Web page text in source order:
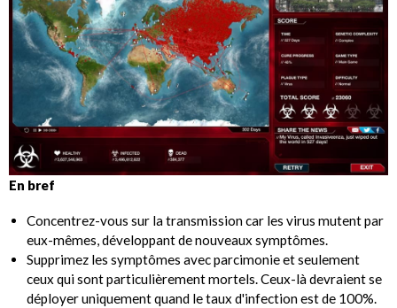
En bref
Concentrez-vous sur la transmission car les virus mutent par
eux-mêmes, développant de nouveaux symptômes.
Supprimez les symptômes avec parcimonie et seulement
ceux qui sont particulièrement mortels. Ceux-là devraient se
déployer uniquement quand le taux d'infection est de 100%.